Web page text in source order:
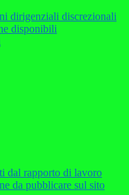
dirigenziali discrezionali
disponibili
dal rapporto di lavoro
da pubblicare sul sito